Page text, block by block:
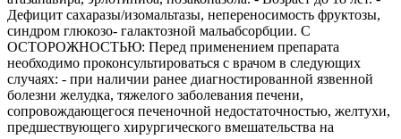
Дефицит сахаразы/изомальтазы, непереносимость фруктозы,
синдром глюкозо- галактозной мальабсорбции. С
ОСТОРОЖНОСТЬЮ: Перед применением препарата
необходимо проконсультироваться с врачом в следующих
случаях: - при наличии ранее диагностированной язвенной
болезни желудка, тяжелого заболевания печени,
сопровождающегося печеночной недостаточностью, желтухи,
предшествующего хирургического вмешательства на